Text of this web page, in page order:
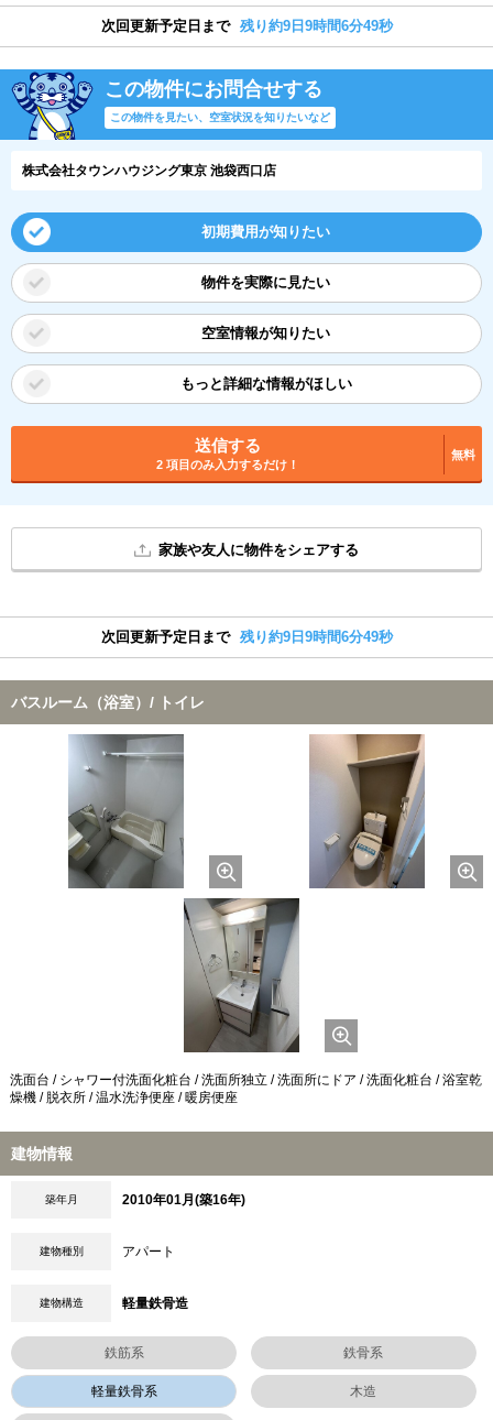
次回更新予定日まで 残り約9日9時間6分49秒
この物件にお問合せする
この物件を見たい、空室状況を知りたいなど
株式会社タウンハウジング東京 池袋西口店
初期費用が知りたい
物件を実際に見たい
空室情報が知りたい
もっと詳細な情報がほしい
送信する
2 項目のみ入力するだけ！
無料
家族や友人に物件をシェアする
次回更新予定日まで 残り約9日9時間6分49秒
バスルーム（浴室）/ トイレ
洗面台 / シャワー付洗面化粧台 / 洗面所独立 / 洗面所にドア / 洗面化粧台 / 浴室乾
燥機 / 脱衣所 / 温水洗浄便座 / 暖房便座
建物情報
築年月 2010年01月(築16年)
建物種別 アパート
建物構造 軽量鉄骨造
鉄筋系 鉄骨系
軽量鉄骨系 木造